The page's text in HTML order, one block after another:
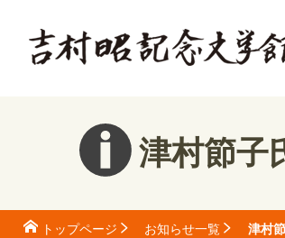
津村節子
トップページ お知らせ一覧 津村